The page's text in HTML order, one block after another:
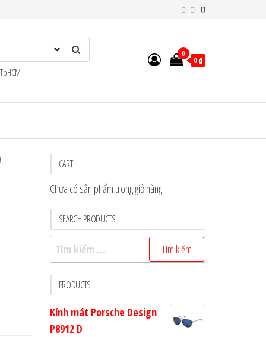
0
0 ₫
CART
Chưa có sản phẩm trong giỏ hàng.
SEARCH PRODUCTS
Tìm
kiếm
cho:
PRODUCTS
Kính mát Porsche Design
P8912 D